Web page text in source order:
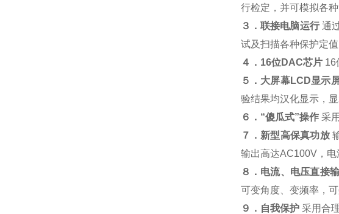
行检定，并可模拟各
３．联接电脑运行通
试及扫描各种保护定
４．16位DAC芯片16
５．大屏幕LCD显示
验结果均汉化显示，显
６．“傻瓜式”操作采
７．新型高保真功放
输出高达AC100V，电
８．电流、电压直接
可变角度、变频率，可
９．自我保护采用合